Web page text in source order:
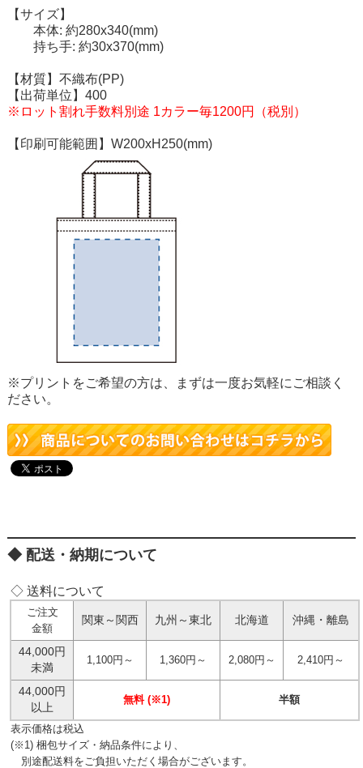
【サイズ】
本体: 約280x340(mm)
持ち手: 約30x370(mm)
【材質】不織布(PP)
【出荷単位】400
※ロット割れ手数料別途 1カラー毎1200円（税別）
【印刷可能範囲】W200xH250(mm)
※プリントをご希望の方は、まずは一度お気軽にご相談く
ださい。
配送・納期について
◇ 送料について
ご注文
金額
関東～関西 九州～東北 北海道 沖縄・離島
44,000円
未満
1,100円～ 1,360円～ 2,080円～ 2,410円～
44,000円
以上
無料 (※1) 半額
表示価格は税込
(※1) 梱包サイズ・納品条件により、
別途配送料をご負担いただく場合がございます。